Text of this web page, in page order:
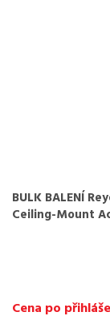
BULK BALENÍ
Ceiling-Mount
Cena po